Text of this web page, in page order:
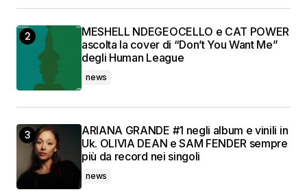
MESHELL NDEGEOCELLO e CAT POWER
ascolta la cover di “Don’t You Want Me”
degli Human League
news
ARIANA GRANDE #1 negli album e vinili in
Uk. OLIVIA DEAN e SAM FENDER sempre
più da record nei singoli
news